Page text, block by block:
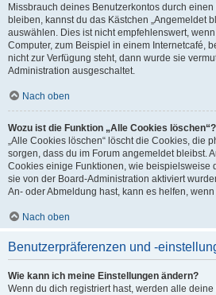
Missbrauch deines Benutzerkontos durch
bleiben, kannst du das Kästchen „Angemeldet
auswählen. Dies ist nicht empfehlenswert,
Computer, zum Beispiel in einem Internetcafé,
nicht zur Verfügung steht, dann wurde sie
Administration ausgeschaltet.
Nach oben
Wozu ist die Funktion „Alle Cookies löschen“?
„Alle Cookies löschen“ löscht die Cookies, die
sorgen, dass du im Forum angemeldet bleibst.
Cookies einige Funktionen, wie beispielsweise
sie von der Board-Administration aktiviert
An- oder Abmeldung hast, kann es helfen,
Nach oben
Benutzerpräferenzen und -
Wie kann ich meine Einstellungen ändern?
Wenn du dich registriert hast, werden alle